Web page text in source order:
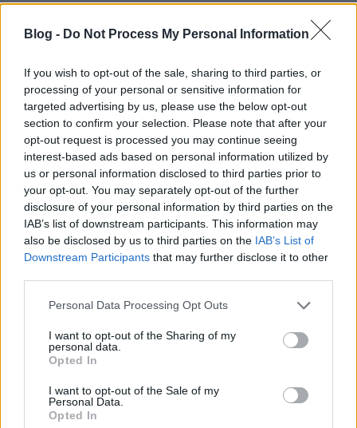
Blog - Do Not Process My Personal Information
If you wish to opt-out of the sale, sharing to third parties, or
processing of your personal or sensitive information for
targeted advertising by us, please use the below opt-out
section to confirm your selection. Please note that after your
opt-out request is processed you may continue seeing
interest-based ads based on personal information utilized by
us or personal information disclosed to third parties prior to
your opt-out. You may separately opt-out of the further
disclosure of your personal information by third parties on the
IAB’s list of downstream participants. This information may
also be disclosed by us to third parties on the IAB’s List of
Downstream Participants that may further disclose it to other
Please note that this website/app uses one or more Google
not limited to your visit or usage behaviour. You may click to
grant or deny consent to Google and its third-party tags to
use your data for below specified purposes in below Google
consent section.
Personal Data Processing Opt Outs
I want to opt-out of the Sharing of my
personal data.
Opted In
I want to opt-out of the Sale of my
Personal Data.
Opted In
KirschAndrás•2017. november 20.
A Flying V egy olyan konkáv síkidom, melyhez
torzítópedál nevezetű szerkezethez kötve ún. ...